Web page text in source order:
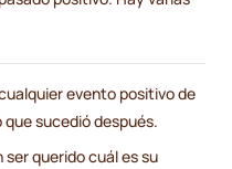
evento positivo de
sucedió después.
querido cuál es su